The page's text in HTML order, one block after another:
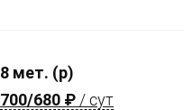
8 мет. (р)
700/680 ₽ / сут